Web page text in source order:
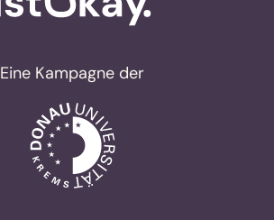
Eine Kampagne der